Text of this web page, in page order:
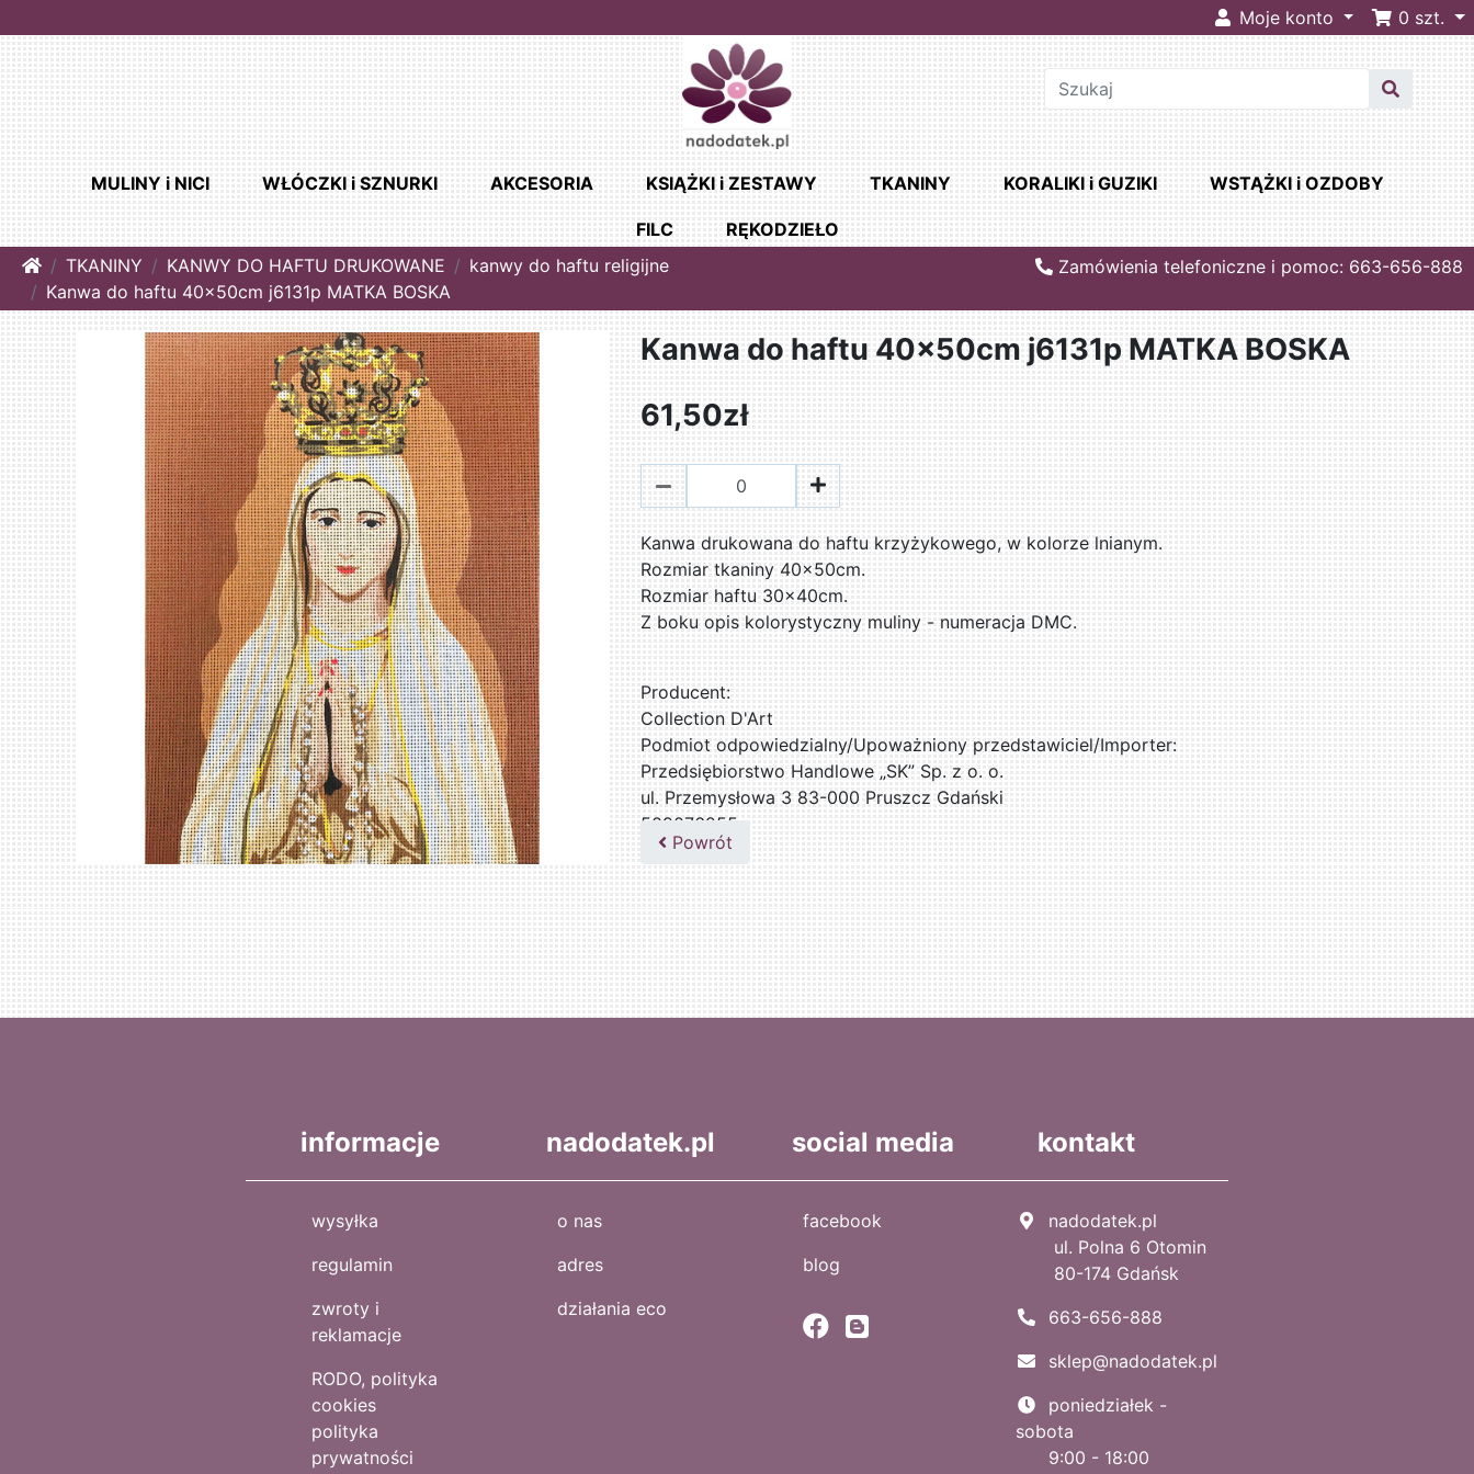
Moje konto 0 szt.
MULINY i NICI WŁÓCZKI i SZNURKI AKCESORIA KSIĄŻKI i ZESTAWY TKANINY KORALIKI i GUZIKI WSTĄŻKI i OZDOBY
FILC
RĘKODZIEŁO
HomeTKANINY KANWY DO HAFTU DRUKOWANE
kanwy do haftu religijne
Kanwa do haftu 40x50cm j6131p MATKA BOSKA
Zamówienia telefoniczne i pomoc: 663-656-888
Kanwa do haftu 40x50cm j6131p MATKA BOSKA
61,50zł
Kanwa drukowana do haftu krzyżykowego, w kolorze lnianym.
Rozmiar tkaniny 40x50cm.
Rozmiar haftu 30x40cm.
Z boku opis kolorystyczny muliny - numeracja DMC.
Producent:
Collection D'Art
Podmiot odpowiedzialny/Upoważniony przedstawiciel/Importer:
Przedsiębiorstwo Handlowe „SK” Sp. z o. o.
ul. Przemysłowa 3 83-000 Pruszcz Gdański
509076255
Powrót
informacje
wysyłka
regulamin
zwroty i
reklamacje
RODO, polityka
cookies
polityka
prywatności
nadodatek.pl
o nas
adres
działania eco
social media
facebook
blog
kontakt
nadodatek.pl
ul. Polna 6 Otomin
80-174 Gdańsk
663-656-888
sklep@nadodatek.pl
poniedziałek -
sobota
9:00 - 18:00